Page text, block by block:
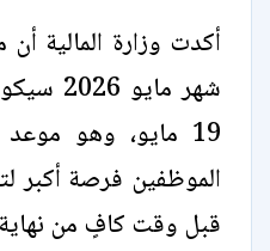
أكدت وزارة المالية
شهر
19 مايو، وهو
الموظفين فرصة أكبر
قبل وقت كافٍ من نهاية